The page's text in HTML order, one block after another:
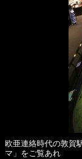
欧亜連絡時代の敦賀
マ」をご覧あれ